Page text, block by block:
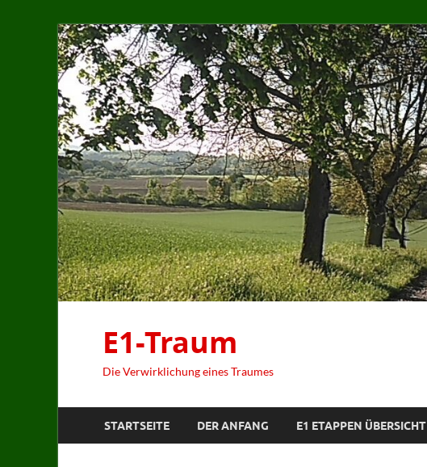
E1-Traum
Die Verwirklichung eines Traumes
STARTSEITE DER ANFANG E1 ETAPPEN ÜBERSICHT